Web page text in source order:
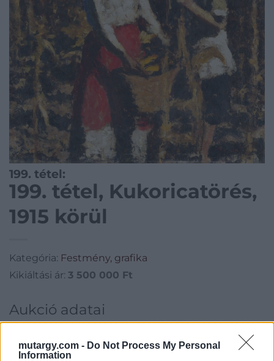
mutargy.com - Do Not Process My Personal
Information
199. tétel:
199. tétel, Kukoricatörés,
1915 körül
Kategória: Festmény, grafika
Kikiáltási ár: 3 500 000 Ft
Aukció adatai
Aukció dátuma: 2017.05.15